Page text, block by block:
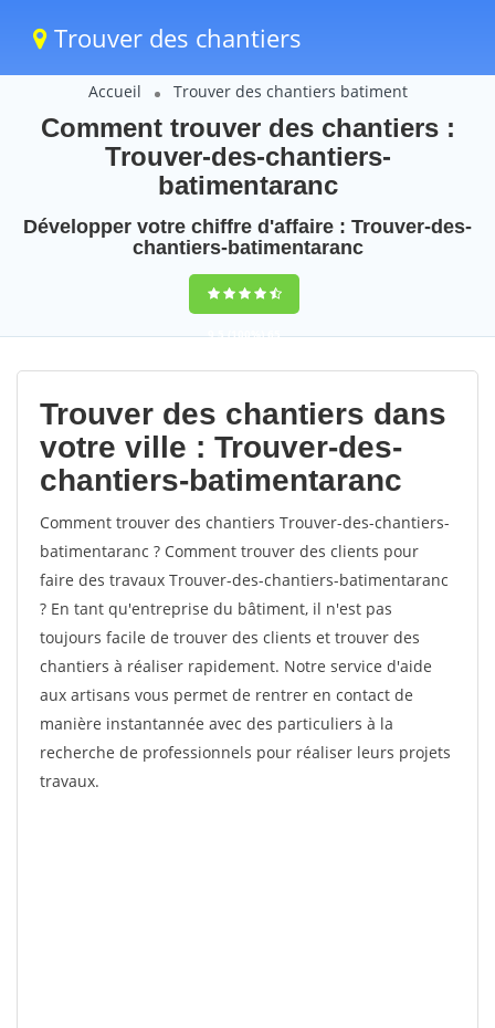
Trouver des chantiers
Accueil Trouver des chantiers batiment
Comment trouver des chantiers :
Trouver-des-chantiers-
batimentaranc
Développer votre chiffre d'affaire : Trouver-des-
chantiers-batimentaranc
9,5(100%)65
votes
Trouver des chantiers dans
votre ville : Trouver-des-
chantiers-batimentaranc
Comment trouver des chantiers Trouver-des-chantiers-
batimentaranc ? Comment trouver des clients pour
faire des travaux Trouver-des-chantiers-batimentaranc
? En tant qu'entreprise du bâtiment, il n'est pas
toujours facile de trouver des clients et trouver des
chantiers à réaliser rapidement. Notre service d'aide
aux artisans vous permet de rentrer en contact de
manière instantannée avec des particuliers à la
recherche de professionnels pour réaliser leurs projets
travaux.